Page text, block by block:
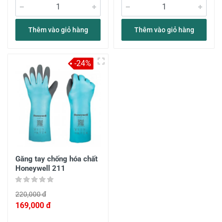
Thêm vào giỏ hàng Thêm vào giỏ hàng
Găng tay chống hóa chất
Honeywell 211
220,000 đ
169,000 đ
-24%